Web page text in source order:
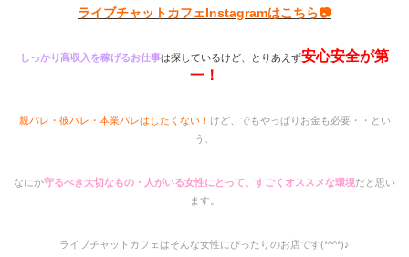
ライブチャットカフェInstagramはこちら📷
しっかり高収入を稼げるお仕事は探しているけど、とりあえず安心安全が第
一！
親バレ・彼バレ・本業バレはしたくない！ けど、でもやっぱりお金も必要・・とい
う、
なにか守るべき大切なもの・人がいる女性にとって、すごくオススメな環境だと思い
ます。
ライブチャットカフェはそんな女性にぴったりのお店です(*^^*)♪